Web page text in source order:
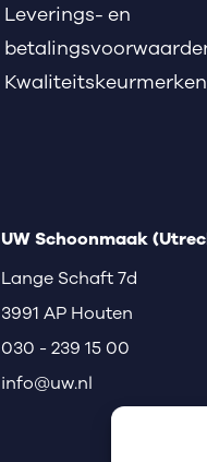
Leverings- en
Kwaliteitskeurmerken
UW Schoonmaak
Lange Schaft 7d
3991 AP Houten
030 - 239 15 00
info@uw.nl